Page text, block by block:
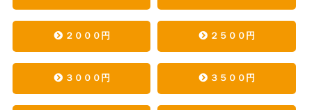
２０００円 ２５００円
３０００円 ３５００円